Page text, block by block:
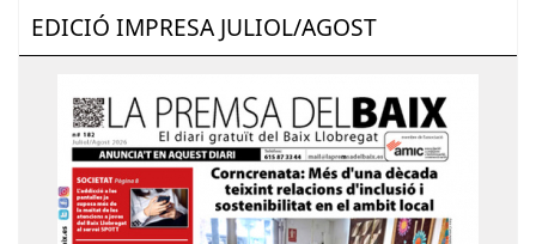
EDICIÓ IMPRESA JULIOL/AGOST